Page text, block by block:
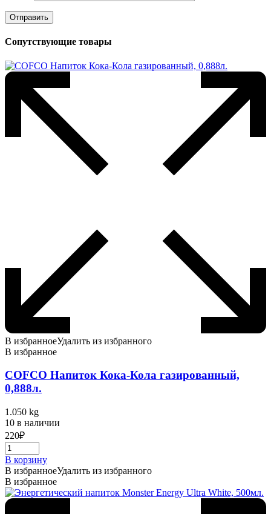
Сопутствующие товары
В избранноеУдалить из избранного
В избранное
COFCO Напиток Кока-Кола газированный,
0,888л.
1.050 kg
10 в наличии
220₽
В корзину
В избранноеУдалить из избранного
В избранное